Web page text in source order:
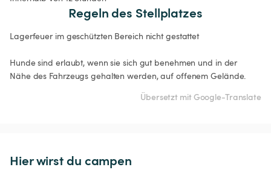
Regeln des Stellplatzes
Lagerfeuer im geschützten Bereich nicht gestattet
Hunde sind erlaubt, wenn sie sich gut benehmen und in der
Nähe des Fahrzeugs gehalten werden, auf offenem Gelände.
Übersetzt mit Google-Translate
Hier wirst du campen